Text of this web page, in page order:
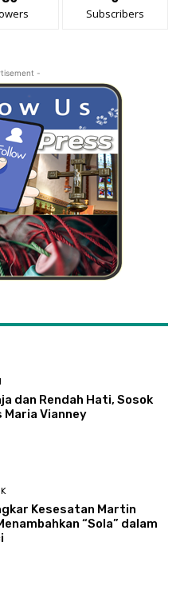
Subscribers
-
dan Rendah Hati, Sosok
Maria Vianney
Kesesatan Martin
“Sola” dalam